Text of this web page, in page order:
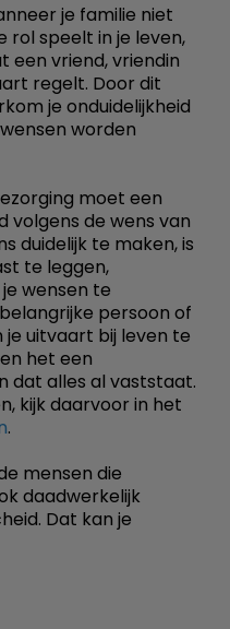
je familie niet
rol speelt in je leven,
een vriend, vriendin
regelt. Door dit
je onduidelijkheid
worden
moet een
de wens van
duidelijk te maken, is
te leggen,
je wensen te
persoon of
je uitvaart bij leven te
het een
dat alles al vaststaat.
kijk daarvoor in het
.
mensen die
daadwerkelijk
Dat kan je